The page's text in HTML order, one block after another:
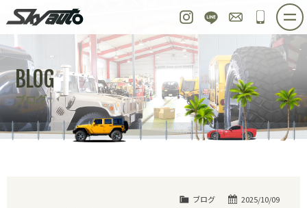
Instagram
LINE お問い合わせ
048-
ホーム 在庫車情報 ご購入プラン
整備作業実例 パーツ販売 買取＆オーダー
店舗紹介 工場紹介 会社概要
スタッフ紹介 求人情報 公式ブログ
BLOG
ブログ
2025/10/09
ブログ